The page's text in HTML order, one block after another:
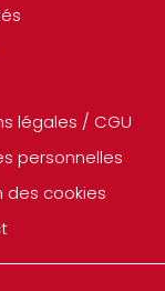
légales / CGU
personnelles
des cookies